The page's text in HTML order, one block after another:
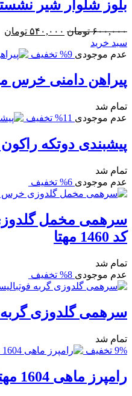
بلوز شلوار شیر نشسته 1932
۶۰۰,۰۰۰ تومان قیمت
۶۰۰,۰۰۰ تومان
۵۴۰,۰۰۰ تومان
سبد خرید
عدم موجودی 9% تخفیف
پیراهن دامنی خرس مهتا
تمام شد
عدم موجودی 11% تخفیف
پیشبندی دوتکه راکون 1740 مهتا
تمام شد
عدم موجودی 6% تخفیف
سرهمی مخمل
کد 1460 مهتا
تمام شد
عدم موجودی 8% تخفیف
سرهمی گلدوزی گربه
تمام شد
9% تخفیف
رامپرز ماهی 1604 مهتا